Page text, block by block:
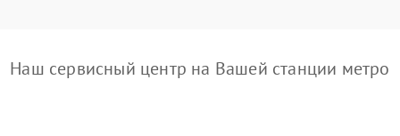
Наш сервисный центр на Вашей станции метро